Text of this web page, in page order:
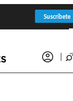
Suscríbete